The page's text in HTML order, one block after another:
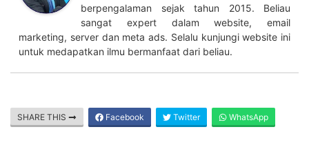
berpengalaman sejak tahun 2015. Beliau
sangat expert dalam website, email
marketing, server dan meta ads. Selalu kunjungi website ini
untuk medapatkan ilmu bermanfaat dari beliau.
SHARE THIS Facebook Twitter WhatsApp